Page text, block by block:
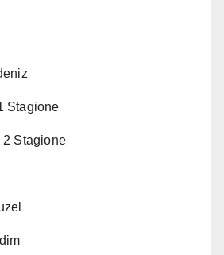
Stagione
Stagione